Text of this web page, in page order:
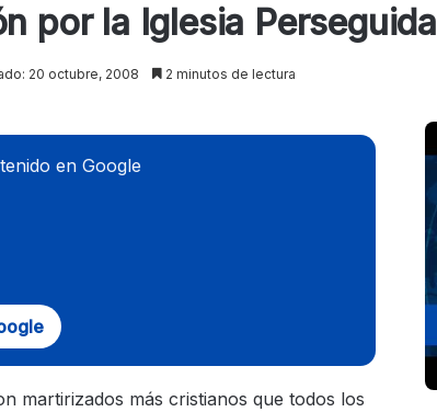
por la Iglesia Perseguida
20 octubre, 2008 2 minutos de lectura
en Google
martirizados más cristianos que todos los